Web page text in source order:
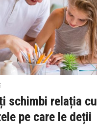
schimbi relația cu
pe care le deții